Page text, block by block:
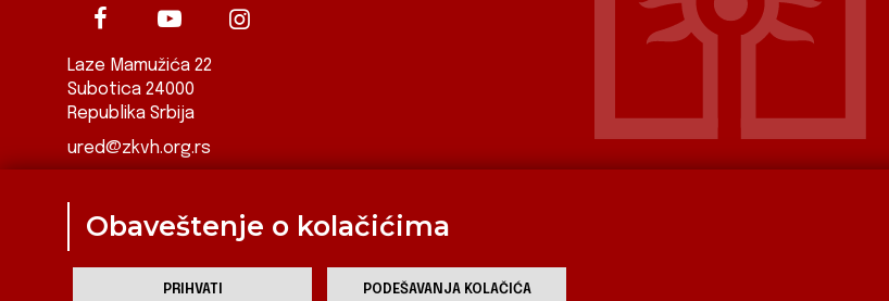
Laze Mamužića 22
Subotica 24000
Republika Srbija
ured@zkvh.org.rs
Zavod Aktualnosti
Obaveštenje o kolačićima
PRIHVATI PODEŠAVANJA KOLAČIĆA